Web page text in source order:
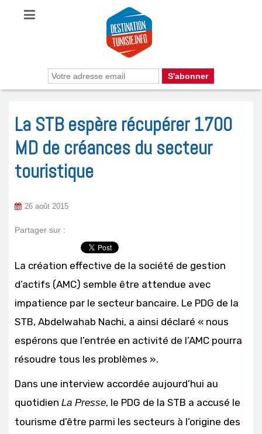
La STB espère récupérer 1700
MD de créances du secteur
touristique
26 août 2015
Partager sur :
La création effective de la société de gestion
d’actifs (AMC) semble être attendue avec
impatience par le secteur bancaire. Le PDG de la
STB, Abdelwahab Nachi, a ainsi déclaré « nous
espérons que l’entrée en activité de l’AMC pourra
résoudre tous les problèmes ».
Dans une interview accordée aujourd’hui au
quotidien La Presse, le PDG de la STB a accusé le
tourisme d’être parmi les secteurs à l’origine des